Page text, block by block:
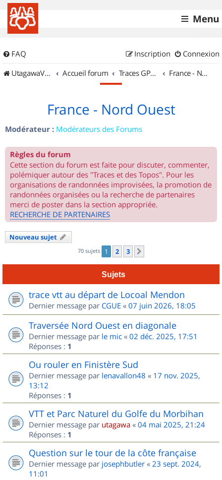
Menu
FAQ Connexion
Inscription
UtagawaVTT (Randos VTT et VTTAE avec traces GPS)
Accueil forum Traces GPS de randos VTT France - Nord Ouest
France - Nord Ouest
Modérateur : Modérateurs des Forums
Règles du forum
Cette section du forum est faite pour discuter, commenter,
polémiquer autour des "Traces et des Topos". Pour les
organisations de randonnées improvisées, la promotion de
randonnées organisées ou la recherche de partenaires
merci de poster dans la section appropriée.
RECHERCHE DE PARTENAIRES
Nouveau sujet
70 sujets 1 2 3
Sujets
trace vtt au départ de Locoal Mendon
Dernier message par CGUE « 07 juin 2026, 18:05
Traversée Nord Ouest en diagonale
Dernier message par le mic « 02 déc. 2025, 17:51
Réponses : 1
Ou rouler en Finistère Sud
Dernier message par lenavallon48 « 17 nov. 2025,
13:12
Réponses : 1
VTT et Parc Naturel du Golfe du Morbihan
Dernier message par utagawa « 04 mai 2025, 21:24
Réponses : 1
Question sur le tour de la côte française
Dernier message par josephbutler « 23 sept. 2024,
11:01